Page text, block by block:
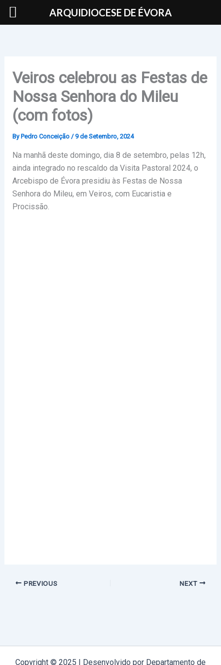
Skip
Veiros celebrou as Festas de
Nossa Senhora do Mileu
(com fotos)
By Pedro Conceição /9 de Setembro, 2024
Na manhã deste domingo, dia 8 de setembro, pelas 12h,
ainda integrado no rescaldo da Visita Pastoral 2024, o
Arcebispo de Évora presidiu às Festas de Nossa
Senhora do Mileu, em Veiros, com Eucaristia e
Procissão.
PREVIOUS NEXT
Copyright © 2025 | Desenvolvido por Departamento de
ARQUIDIOCESE DE ÉVORA